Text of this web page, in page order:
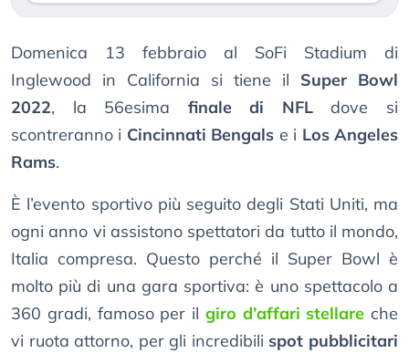
Domenica 13 febbraio al SoFi Stadium di
Inglewood in California si tiene il Super Bowl
2022, la 56esima finale di NFLdove si
scontreranno i Cincinnati Bengals e i Los Angeles
Rams.
È l’evento sportivo più seguito degli Stati Uniti, ma
ogni anno vi assistono spettatori da tutto il mondo,
Italia compresa. Questo perché il Super Bowl è
molto più di una gara sportiva: è uno spettacolo a
360 gradi, famoso per il giro d’affari stellare che
vi ruota attorno, per gli incredibili spot pubblicitari